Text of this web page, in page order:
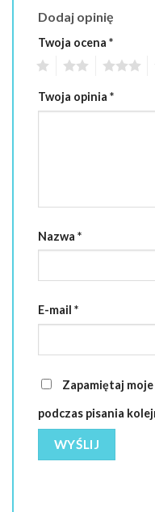
Dodaj opinię
Twoja ocena *
Twoja opinia *
Nazwa *
E-mail *
Zapamiętaj
podczas pisania